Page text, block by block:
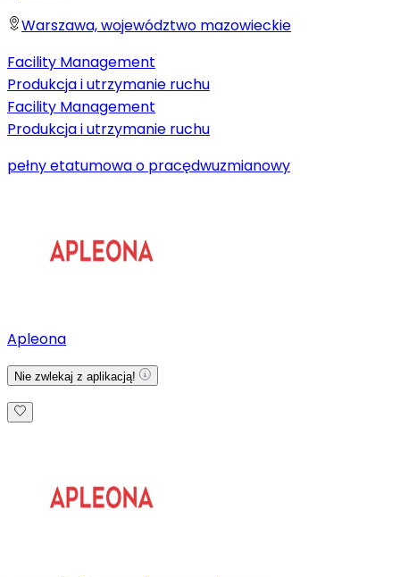
Warszawa, województwo mazowieckie
Facility Management
Produkcja i utrzymanie ruchu
Facility Management
Produkcja i utrzymanie ruchu
pełny etatumowa o pracędwuzmianowy
Apleona
Nie zwlekaj z aplikacją!